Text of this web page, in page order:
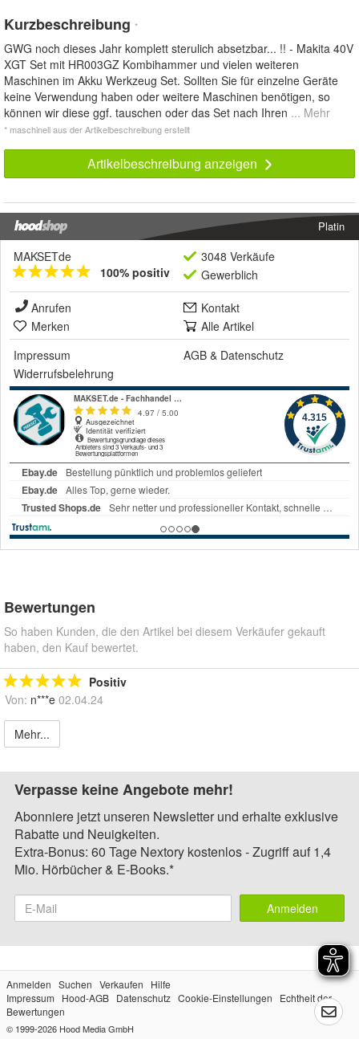
Kurzbeschreibung *
GWG noch dieses Jahr komplett sterulich absetzbar... !! - Makita 40V
XGT Set mit HR003GZ Kombihammer und vielen weiteren
Maschinen im Akku Werkzeug Set. Sollten Sie für einzelne Geräte
keine Verwendung haben oder weitere Maschinen benötigen, so
können wir diese ggf. tauschen oder das Set nach Ihren ... Mehr
* maschinell aus der Artikelbeschreibung erstellt
Artikelbeschreibung anzeigen
Platin
MAKSETde
100% positiv
3048 Verkäufe
Gewerblich
Anrufen
Kontakt
Merken
Alle Artikel
Impressum
AGB & Datenschutz
Widerrufsbelehrung
Bewertungen
So haben Kunden, die den Artikel bei diesem Verkäufer gekauft
haben, den Kauf bewertet.
Positiv
Von: n***e 02.04.24
Mehr...
Verpasse keine Angebote mehr!
Abonniere jetzt unseren Newsletter und erhalte exklusive
Rabatte und Neuigkeiten.
Extra-Bonus: 60 Tage Nextory kostenlos - Zugriff auf 1,4
Mio. Hörbücher & E-Books.*
Anmelden
Anmelden Suchen Verkaufen
Hilfe
Impressum
Hood-AGB Datenschutz Cookie-Einstellungen
Echtheit der
Bewertungen
© 1999-2026 Hood Media GmbH